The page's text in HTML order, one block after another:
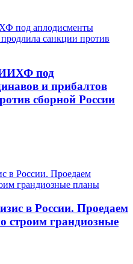
ИИХФ под
и прибалтов
сборной России
в России. Проедаем
строим грандиозные